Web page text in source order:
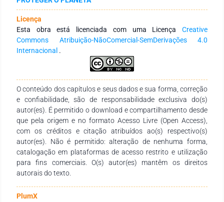
compreender o mecanismo de implantação e de
funcionamento do programa de Pagamento por Serviços
Ambientais (PSA) no Estado de Minas Gerais. A pesquisa foi
realizada por meio de estudo de caso e de entrevista por
videoconferência concedida pelo gestor do IGAM em
exercício, Dr. Marcelo Fonseca. Pode-se verificar que a
proposta de PSA que vem sendo desenvolvida no Estado de
de gestão e conservação dos recursos naturais pelo Estado,
bem como tem viabilizado que outras ações, além do
Programa Produtor de Água, sejam implementadas para
gestão ambiental no âmbito das propriedades rurais e áreas
urbanas. Ficou evidenciado o esforço do Estado de Minas
Gerais neste sentido, com desdobramentos que geraram uma
série de outros projetos que atendam a premissa do PSA
como um incentivo da gestão compartilhada do meio
ambiente.
Licença
Esta obra está licenciada com uma Licença Creative
Commons Atribuição-NãoComercial-SemDerivações 4.0
Internacional .
O conteúdo dos capítulos e seus dados e sua forma, correção
e confiabilidade, são de responsabilidade exclusiva do(s)
autor(es). É permitido o download e compartilhamento desde
que pela origem e no formato Acesso Livre (Open Access),
com os créditos e citação atribuídos ao(s) respectivo(s)
autor(es). Não é permitido: alteração de nenhuma forma,
catalogação em plataformas de acesso restrito e utilização
para fins comerciais. O(s) autor(es) mantêm os direitos
autorais do texto.
PlumX